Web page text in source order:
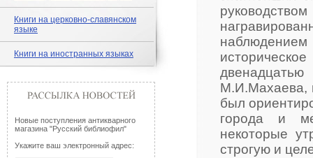
Книги на церковно-славянском
языке
Книги на иностранных языках
Новые поступления антикварного
магазина "Русский библиофил"
Укажите ваш электронный адрес:
М.И.Махаева,
был
города и
некоторые
строгую и